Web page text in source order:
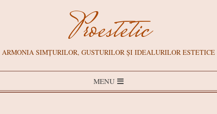
Proestetic
ARMONIA SIMȚURILOR, GUSTURILOR ȘI IDEALURILOR ESTETICE
Navigation
MENU